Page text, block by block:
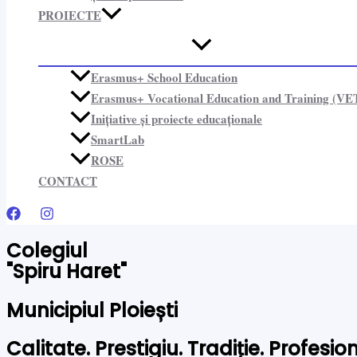
PROIECTE​
Erasmus+ School Education
Erasmus+ Vocational Education and Training
Inițiative și proiecte educaționale​
SmartLab
ROSE
CONTACT
Colegiul
"Spiru Haret"
Municipiul Ploiești
Calitate. Prestigiu. Tradiție.